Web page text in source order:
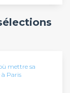
mettre sa
Paris